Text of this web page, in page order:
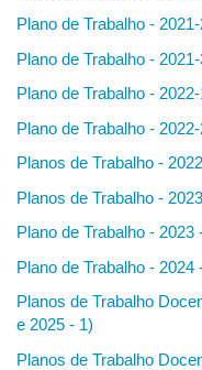
Plano de Trabalho -
Plano de Trabalho -
Plano de Trabalho - 2022-
Plano de Trabalho -
Planos de Trabalho -
Planos de Trabalho -
Plano de Trabalho -
Plano de Trabalho -
Planos de Trabalho
e 2025 - 1)
Planos de Trabalho